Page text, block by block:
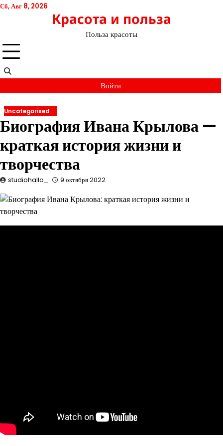
Перейти
Сб, Авг 8, 2026
Красота и польза
Польза красоты
Войти
Uncategorised
Биография Ивана Крылова —
краткая история жизни и
творчества
studiohallo_ 9 октября 2022